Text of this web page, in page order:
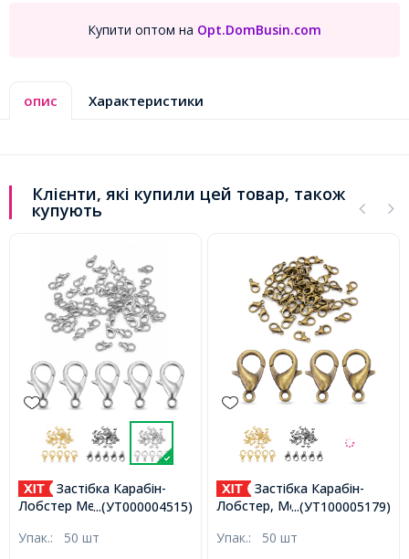
Купити оптом на Opt.DomBusin.com
опис Характеристики
Клієнти, які купили цей товар, також
купують
...(УТ000004515)
Застібка Карабін-
Лобстер Металевий Сплав,
1.5мм, (УТ000004515)
Упак.: 50 шт
...(УТ100005179)
Застібка Карабін-
Лобстер, Метал, Бронза,
(УТ100005179)
Упак.: 50 шт